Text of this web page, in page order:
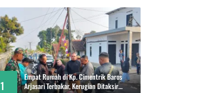
1
Empat Rumah di Kp. Cimentrik Baros
Arjasari Terbakar, Kerugian Ditaksir